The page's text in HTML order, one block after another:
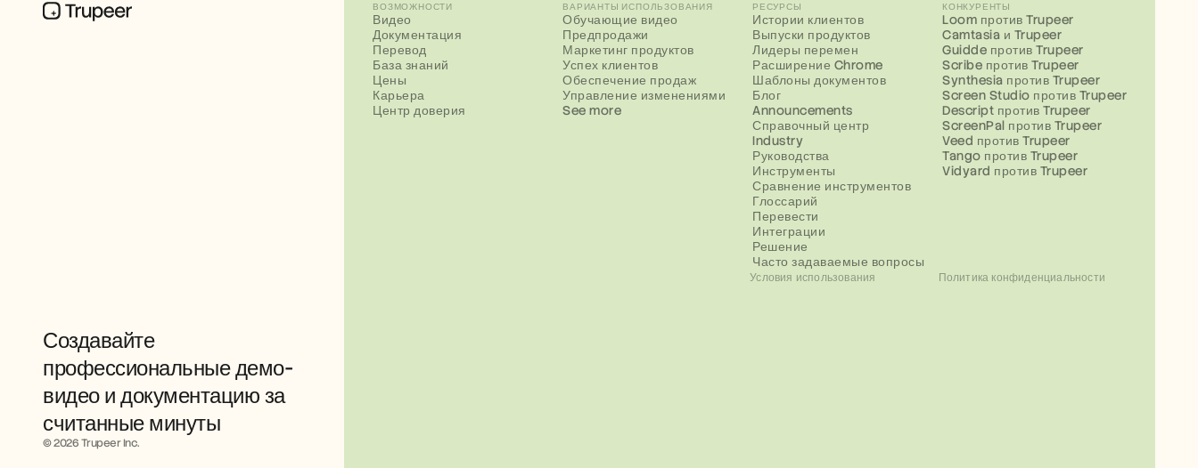
Создавайте
профессиональные демо-
видео и документацию за
считанные минуты
© 2026 Trupeer Inc.
ВОЗМОЖНОСТИ
Видео
Документация
Перевод
База знаний
Цены
Карьера
Центр доверия
ВАРИАНТЫ ИСПОЛЬЗОВАНИЯ
Обучающие видео
Предпродажи
Маркетинг продуктов
Успех клиентов
Обеспечение продаж
Управление изменениями
See more
РЕСУРСЫ
Истории клиентов
Выпуски продуктов
Лидеры перемен
Расширение Chrome
Шаблоны документов
Блог
Announcements
Справочный центр
Industry
Руководства
Инструменты
Сравнение инструментов
Глоссарий
Перевести
Интеграции
Решение
Часто задаваемые вопросы
КОНКУРЕНТЫ
Loom против Trupeer
Camtasia и Trupeer
Guidde против Trupeer
Scribe против Trupeer
Synthesia против Trupeer
Screen Studio против Trupeer
Descript против Trupeer
ScreenPal против Trupeer
Veed против Trupeer
Tango против Trupeer
Vidyard против Trupeer
Условия использования Политика конфиденциальности